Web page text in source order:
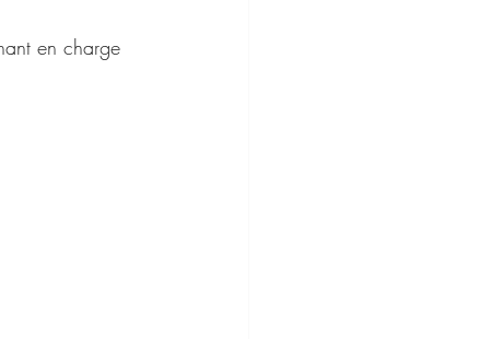
en charge